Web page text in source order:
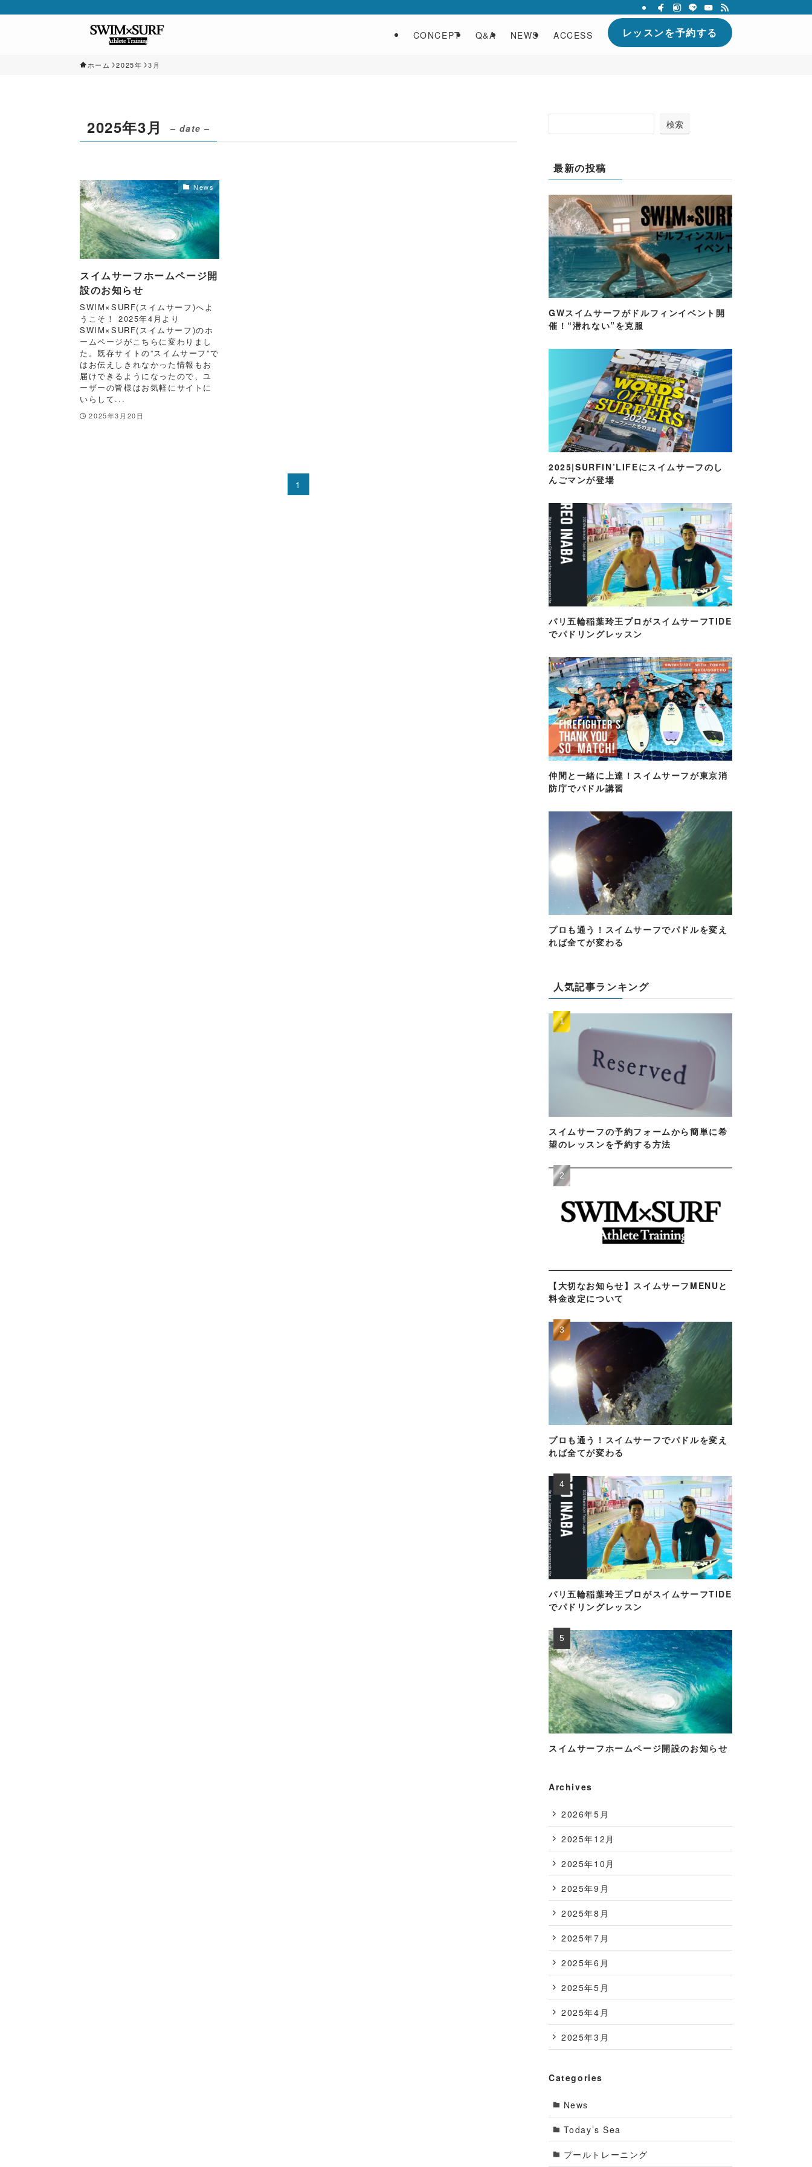
CONCEPT Q&A NEWS ACCESS レッスンを予約する
ホーム 2025年 3月
2025年3月 – date –
News
スイムサーフホームページ開
設のお知らせ
SWIM×SURF(スイムサーフ)へよ
うこそ！ 2025年4月より
SWIM×SURF(スイムサーフ)のホ
ームページがこちらに変わりまし
た。既存サイトの”スイムサーフ”で
はお伝えしきれなかった情報もお
届けできるようになったので、ユ
ーザーの皆様はお気軽にサイトに
いらして...
2025年3月20日
1
検索
最新の投稿
GWスイムサーフがドルフィンイベント開
催！“潜れない”を克服
2025|SURFIN’LIFEにスイムサーフのし
んごマンが登場
パリ五輪稲葉玲王プロがスイムサーフTIDE
でパドリングレッスン
仲間と一緒に上達！スイムサーフが東京消
防庁でパドル講習
プロも通う！スイムサーフでパドルを変え
れば全てが変わる
人気記事ランキング
スイムサーフの予約フォームから簡単に希
望のレッスンを予約する方法
【大切なお知らせ】スイムサーフMENUと
料金改定について
プロも通う！スイムサーフでパドルを変え
れば全てが変わる
パリ五輪稲葉玲王プロがスイムサーフTIDE
でパドリングレッスン
スイムサーフホームページ開設のお知らせ
Archives
2026年5月
2025年12月
2025年10月
2025年9月
2025年8月
2025年7月
2025年6月
2025年5月
2025年4月
2025年3月
Categories
News
Today’s Sea
プールトレーニング